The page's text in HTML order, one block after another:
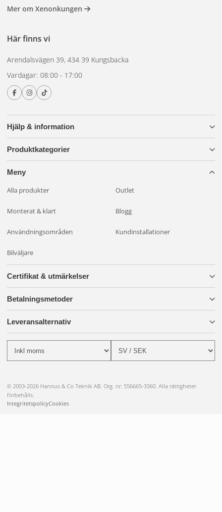
Opel
VW
– Touran 1 T2 (GP) 2006-2010
Hjälp & information
Produktkategorier
Meny
Alla produkter Outlet
Monterat & klart Blogg
Användningsområden Kundinstallationer
Bilväljare
Mer om Xenonkungen
Här finns vi
Arendalsvägen 39, 434 39 Kungsbacka
Vardagar: 08:00 - 17:00
Certifikat & utmärkelser
Betalningsmetoder
Leveransalternativ
© 2003-2026 Hannus & Co Teknik AB. Org. nr: 556665-3360. Alla rättigheter
förbehålls.
IntegritetspolicyCookies